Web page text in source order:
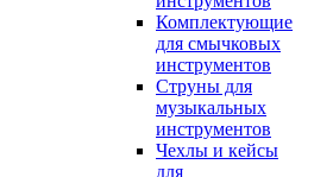
Комплектующие
для смычковых
инструментов
Струны для
музыкальных
инструментов
Чехлы и кейсы
для